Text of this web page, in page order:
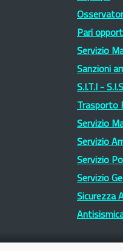
Pari
Servizio
Sanzioni
S.I.T.I -
Trasporto
Servizio
Servizio
Servizio
Servizio
Sicurezza